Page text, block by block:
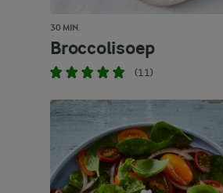
30 MIN.
Broccolisoep
(11)